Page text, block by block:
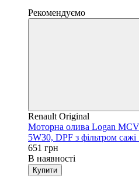
Рекомендуємо
Renault Original
Моторна олива Logan
5W30, DPF з фільтром
651 грн
В наявності
Купити